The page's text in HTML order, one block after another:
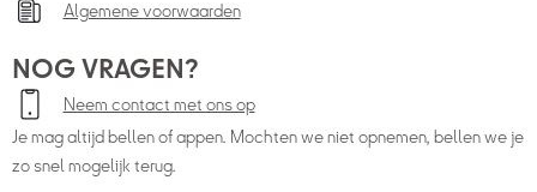
Algemene voorwaarden
NOG VRAGEN?
Neem contact met ons op
Je mag altijd bellen of appen. Mochten we niet opnemen, bellen we je
zo snel mogelijk terug.